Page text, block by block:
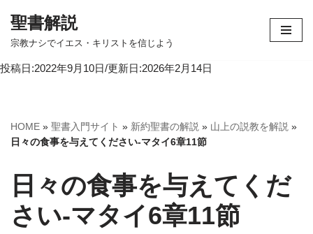
コ
テ
へ
ス
ッ
プ
聖書解説
宗教ナシでイエス・キリストを信じよう
投稿日:2022年9月10日/更新日:2026年2月14日
HOME » 聖書入門サイト » 新約聖書の解説 » 山上の説教を解説 »
日々の食事を与えてください-マタイ6章11節
日々の食事を与えてくだ
さい-マタイ6章11節